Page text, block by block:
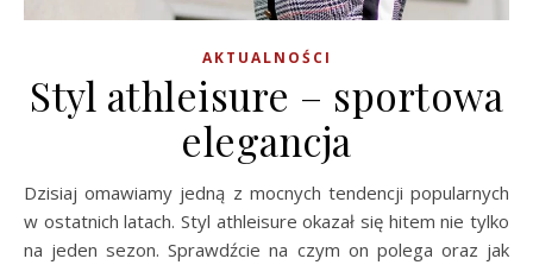
AKTUALNOŚCI
Styl athleisure – sportowa
elegancja
Dzisiaj omawiamy jedną z mocnych tendencji popularnych
w ostatnich latach. Styl athleisure okazał się hitem nie tylko
na jeden sezon. Sprawdźcie na czym on polega oraz jak